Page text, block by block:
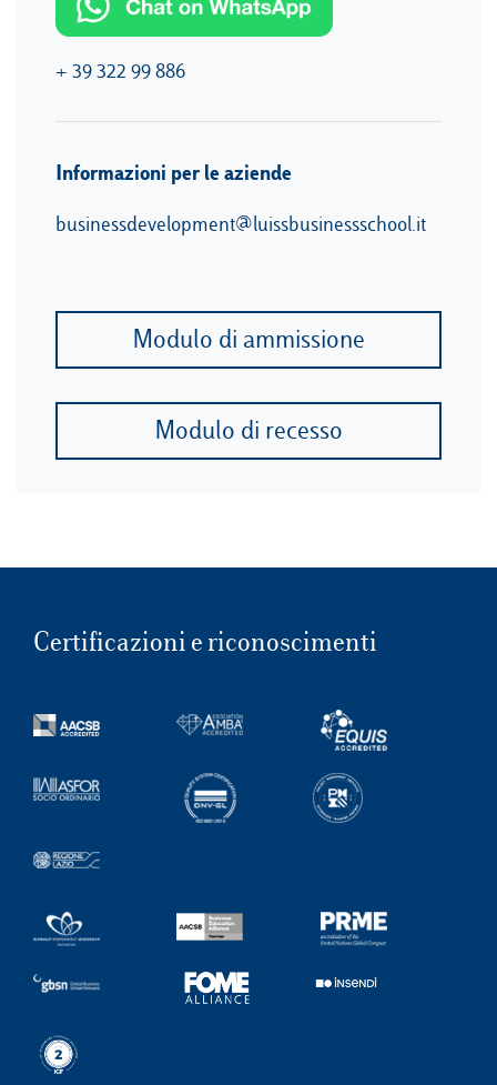
+ 39 322 99 886
Informazioni per le aziende
businessdevelopment@luissbusinessschool.it
Modulo di ammissione
Modulo di recesso
Certificazioni e riconoscimenti